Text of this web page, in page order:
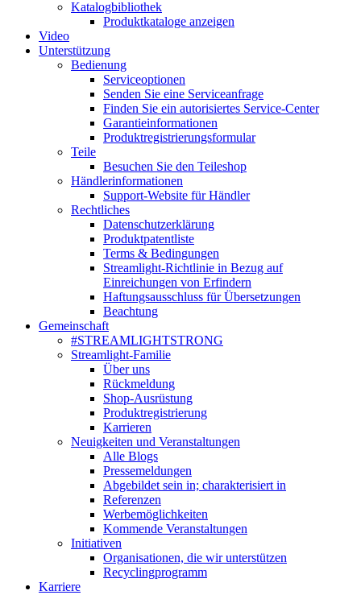
Katalogbibliothek
Produktkataloge anzeigen
Video
Unterstützung
Bedienung
Serviceoptionen
Senden Sie eine Serviceanfrage
Finden Sie ein autorisiertes Service-Center
Garantieinformationen
Produktregistrierungsformular
Teile
Besuchen Sie den Teileshop
Händlerinformationen
Support-Website für Händler
Rechtliches
Datenschutzerklärung
Produktpatentliste
Terms & Bedingungen
Streamlight-Richtlinie in Bezug auf
Einreichungen von Erfindern
Haftungsausschluss für Übersetzungen
Beachtung
Gemeinschaft
#STREAMLIGHTSTRONG
Streamlight-Familie
Über uns
Rückmeldung
Shop-Ausrüstung
Produktregistrierung
Karrieren
Neuigkeiten und Veranstaltungen
Alle Blogs
Pressemeldungen
Abgebildet sein in; charakterisiert in
Referenzen
Werbemöglichkeiten
Kommende Veranstaltungen
Initiativen
Organisationen, die wir unterstützen
Recyclingprogramm
Karriere